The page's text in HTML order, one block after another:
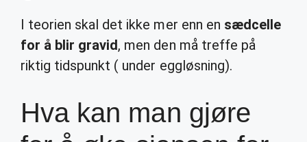
I teorien skal det ikke mer enn en sædcelle
for å blir gravid, men den må treffe på
riktig tidspunkt ( under eggløsning).
Hva kan man gjøre